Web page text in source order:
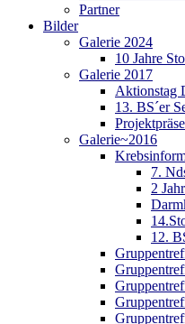
Partner
Bilder
Galerie 2024
10 Jahre
Galerie 2017
Aktionstag
13. BS´er
Galerie~2016
7.
2
12.